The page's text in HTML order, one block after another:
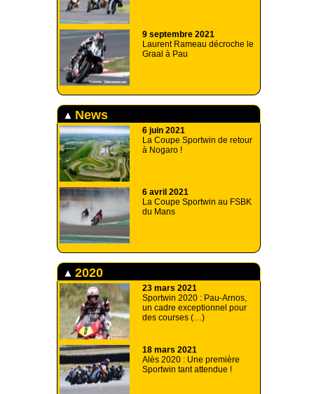
9 septembre 2021
Laurent Rameau décroche le
Graal à Pau
News
6 juin 2021
La Coupe Sportwin de retour
à Nogaro !
6 avril 2021
La Coupe Sportwin au FSBK
du Mans
2020
23 mars 2021
Sportwin 2020 : Pau-Arnos,
un cadre exceptionnel pour
des courses (…)
18 mars 2021
Alès 2020 : Une première
Sportwin tant attendue !